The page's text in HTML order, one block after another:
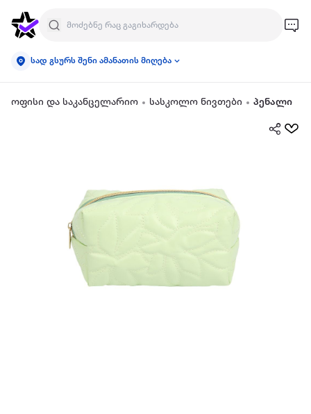
სად გსურს შენი ამანათის მიღება
ოფისი და საკანცელარიო სასკოლო ნივთები პენალი